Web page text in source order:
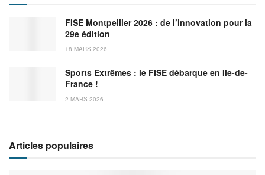
FISE Montpellier 2026 : de l’innovation pour la
29e édition
18 MARS 2026
Sports Extrêmes : le FISE débarque en Ile-de-
France !
2 MARS 2026
Articles populaires